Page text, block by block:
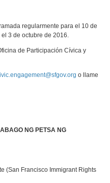
regularmente para el 10 de
3 de octubre de 2016.
de Participación Cívica y
o llame
NG PETSA NG
(San Francisco Immigrant Rights